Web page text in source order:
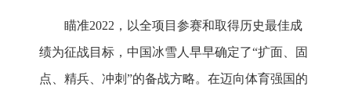
瞄准2022，以全项目参赛和取得历史最佳成
绩为征战目标，中国冰雪人早早确定了“扩面、固
点、精兵、冲刺”的备战方略。在迈向体育强国的